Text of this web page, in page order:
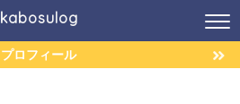
kabosulog
プロフィール